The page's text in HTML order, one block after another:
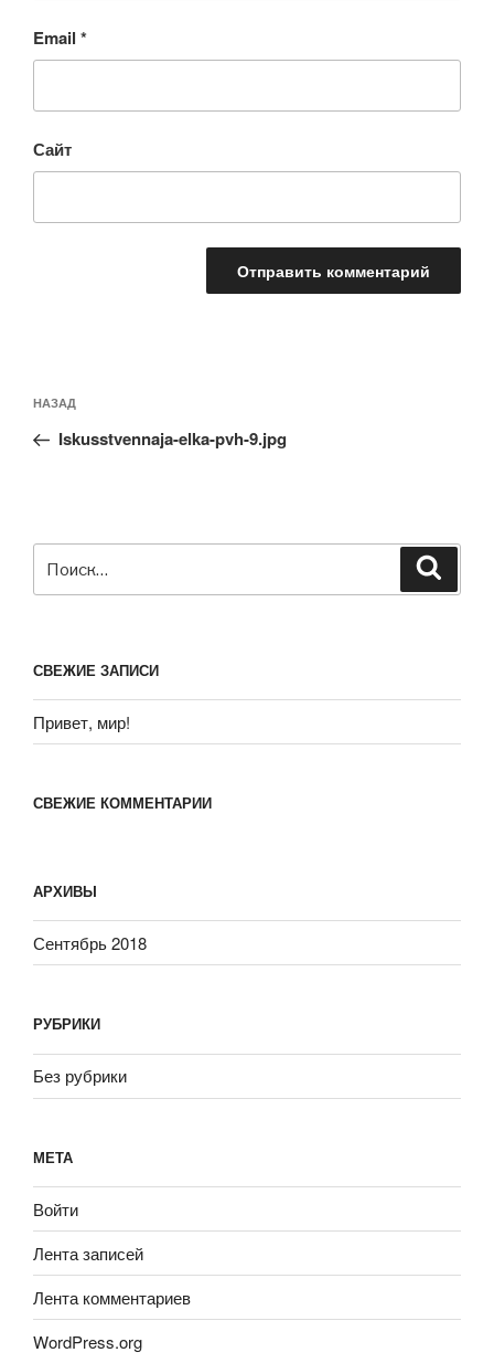
Email *
Сайт
НАЗАД
Iskusstvennaja-elka-pvh-9.jpg
СВЕЖИЕ ЗАПИСИ
Привет, мир!
СВЕЖИЕ КОММЕНТАРИИ
АРХИВЫ
Сентябрь 2018
РУБРИКИ
Без рубрики
МЕТА
Войти
Лента записей
Лента комментариев
WordPress.org